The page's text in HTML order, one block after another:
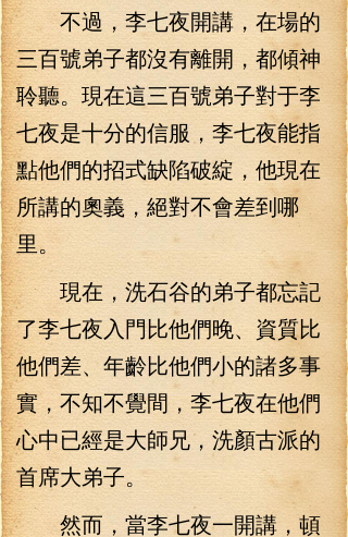
不過，李七夜開講，在場的
三百號弟子都沒有離開，都傾神
聆聽。現在這三百號弟子對于李
七夜是十分的信服，李七夜能指
點他們的招式缺陷破綻，他現在
所講的奧義，絕對不會差到哪
里。
現在，洗石谷的弟子都忘記
了李七夜入門比他們晚、資質比
他們差、年齡比他們小的諸多事
實，不知不覺間，李七夜在他們
心中已經是大師兄，洗顏古派的
首席大弟子。
然而，當李七夜一開講，頓